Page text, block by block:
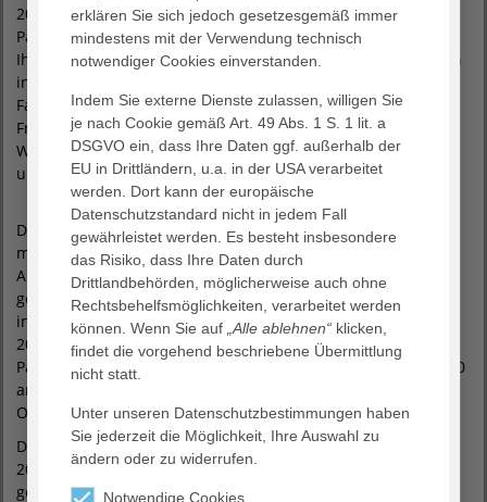
2012 bis 2015 war sie bereits als Fachärztin im Zentrum für
Palliativmedizin tätig und ist daher vielen Kollegen vertraut.
Ihr Medizinstudium absolvierte die gebürtige Heidelbergerin
in Köln und Paris, wo sie auch einen Teil ihrer
Facharztausbildung durchlief. Es folgten Stationen am
Frankfurter Universitätsklinikum und am St. Josefs-Hospital
Wiesbaden. Frau Dr. Mousset ist verheiratet, hat zwei Söhne
und eine Vorliebe für die französische Kultur.
Das AGAPLESION MARKUS KRANKENHAUS bildet gemeinsam
mit dem AGAPLESION BETHANIEN KRANKENHAUS die
AGAPLESION FRANKFURTER DIAKONIE KLINIKEN
gemeinnützige GmbH. Die beiden Kliniken verfügen über
insgesamt 872 Betten und 70 teilstationäre Plätze. Im Jahr
2017 wurden dort rund 37.400 Patienten stationär, 11.000
Patienten vor- oder nachstationär behandelt, mehr als 22.700
ambulante Notfälle versorgt sowie circa 2.220 ambulante
Operationen vorgenommen.
Die AGAPLESION gemeinnützige Aktiengesellschaft wurde
2002 in Frankfurt am Main von christlichen Unternehmen
gegründet, um vorwiegend christliche
erklären Sie sich jedoch gesetzesgemäß immer
mindestens mit der Verwendung technisch
notwendiger Cookies einverstanden.
Indem Sie externe Dienste zulassen, willigen Sie
je nach Cookie gemäß Art. 49 Abs. 1 S. 1 lit. a
DSGVO ein, dass Ihre Daten ggf. außerhalb der
EU in Drittländern, u.a. in der USA verarbeitet
werden. Dort kann der europäische
Datenschutzstandard nicht in jedem Fall
gewährleistet werden. Es besteht insbesondere
das Risiko, dass Ihre Daten durch
Drittlandbehörden, möglicherweise auch ohne
Rechtsbehelfsmöglichkeiten, verarbeitet werden
können. Wenn Sie auf „Alle ablehnen“ klicken,
findet die vorgehend beschriebene Übermittlung
nicht statt.
Unter unseren Datenschutzbestimmungen haben
Sie jederzeit die Möglichkeit, Ihre Auswahl zu
ändern oder zu widerrufen.
Notwendige Cookies